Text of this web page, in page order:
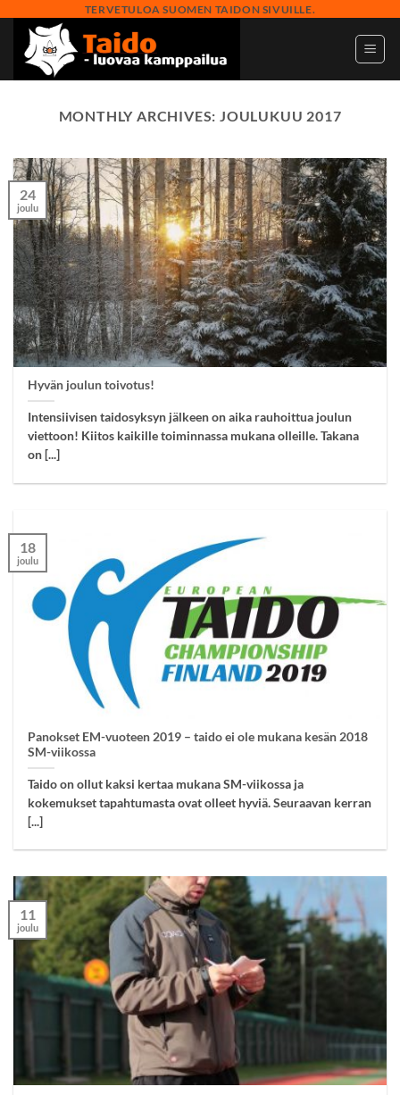
content
TERVETULOA SUOMEN TAIDON SIVUILLE.
MONTHLY ARCHIVES: JOULUKUU 2017
Hyvän joulun toivotus!
Intensiivisen taidosyksyn jälkeen on aika rauhoittua joulun
viettoon! Kiitos kaikille toiminnassa mukana olleille. Takana
on [...]
24
joulu
Panokset EM-vuoteen 2019 – taido ei ole mukana kesän 2018
SM-viikossa
Taido on ollut kaksi kertaa mukana SM-viikossa ja
kokemukset tapahtumasta ovat olleet hyviä. Seuraavan kerran
[...]
18
joulu
11
joulu